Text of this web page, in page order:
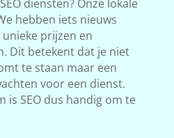
diensten? Onze lokale
hebben iets nieuws
prijzen en
Dit betekent dat je niet
te staan maar een
voor een dienst.
is SEO dus handig om te